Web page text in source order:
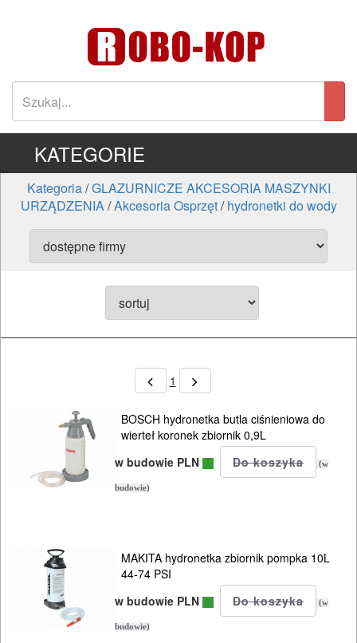
ELEKTRONARZĘDZIA
AKUMULATOROWE
OSPRZĘT
KATEGORIE
Kategoria/GLAZURNICZE AKCESORIA MASZYNKI
URZĄDZENIA/Akcesoria Osprzęt/hydronetki do wody
1
BOSCH hydronetka butla ciśnieniowa do
wierteł koronek zbiornik 0,9L
w budowie PLN
(w
budowie)
MAKITA hydronetka zbiornik pompka 10L
44-74 PSI
w budowie PLN
(w
budowie)